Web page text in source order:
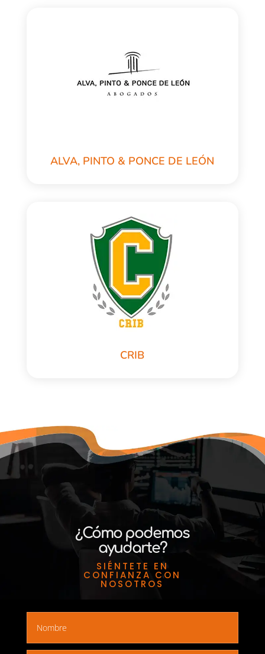
ALVA, PINTO & PONCE DE LEÓN
CRIB
¿Cómo podemos
ayudarte?
SIÉNTETE EN
CONFIANZA CON
NOSOTROS